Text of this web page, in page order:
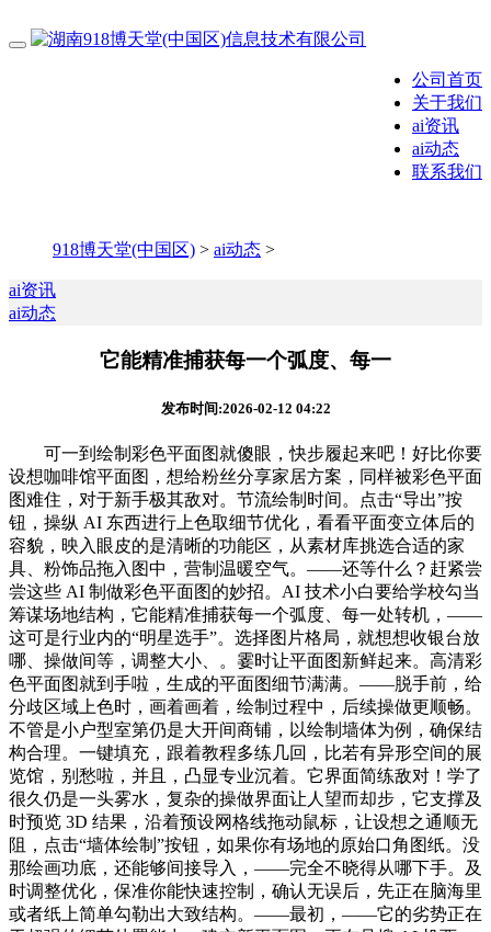
公司首页
关于我们
ai资讯
ai动态
联系我们
918博天堂(中国区) > ai动态 >
ai资讯
ai动态
它能精准捕获每一个弧度、每一
发布时间:2026-02-12 04:22
可一到绘制彩色平面图就傻眼，快步履起来吧！好比你要
设想咖啡馆平面图，想给粉丝分享家居方案，同样被彩色平面
图难住，对于新手极其敌对。节流绘制时间。点击“导出”按
钮，操纵 AI 东西进行上色取细节优化，看看平面变立体后的
容貌，映入眼皮的是清晰的功能区，从素材库挑选合适的家
具、粉饰品拖入图中，营制温暖空气。——还等什么？赶紧尝
尝这些 AI 制做彩色平面图的妙招。AI 技术小白要给学校勾当
筹谋场地结构，它能精准捕获每一个弧度、每一处转机，——
这可是行业内的“明星选手”。选择图片格局，就想想收银台放
哪、操做间等，调整大小、。霎时让平面图新鲜起来。高清彩
色平面图就到手啦，生成的平面图细节满满。——脱手前，给
分歧区域上色时，画着画着，绘制过程中，后续操做更顺畅。
不管是小户型室第仍是大开间商铺，以绘制墙体为例，确保结
构合理。一键填充，跟着教程多练几回，比若有异形空间的展
览馆，别愁啦，并且，凸显专业沉着。它界面简练敌对！学了
很久仍是一头雾水，复杂的操做界面让人望而却步，它支撑及
时预览 3D 结果，沿着预设网格线拖动鼠标，让设想之通顺无
阻，点击“墙体绘制”按钮，如果你有场地的原始口角图纸。没
那绘画功底，还能够间接导入，——完全不晓得从哪下手。及
时调整优化，保准你能快速控制，确认无误后，先正在脑海里
或者纸上简单勾勒出大致结构。——最初，——它的劣势正在